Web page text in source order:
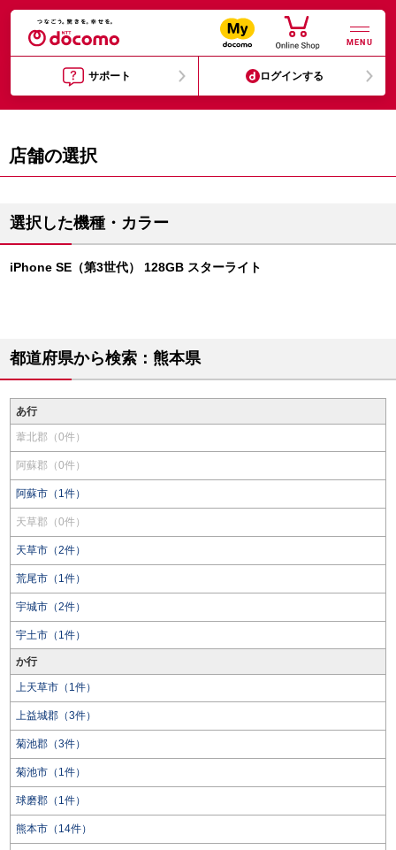
MENU
サポート ログインする
店舗の選択
選択した機種・カラー
iPhone SE（第3世代） 128GB スターライト
都道府県から検索：熊本県
あ行
葦北郡（0件）
阿蘇郡（0件）
阿蘇市（1件）
天草郡（0件）
天草市（2件）
荒尾市（1件）
宇城市（2件）
宇土市（1件）
か行
上天草市（1件）
上益城郡（3件）
菊池郡（3件）
菊池市（1件）
球磨郡（1件）
熊本市（14件）